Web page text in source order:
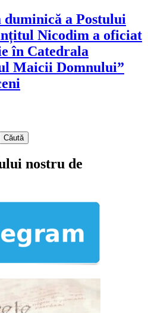
duminică a Postului
Nicodim a oficiat
în Catedrala
Maicii Domnului”
Căută
nostru de